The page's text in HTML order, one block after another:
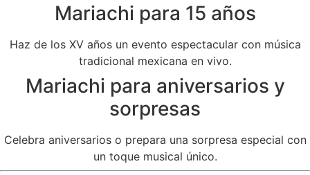
Mariachi para 15 años
Haz de los XV años un evento espectacular con música
tradicional mexicana en vivo.
Mariachi para aniversarios y
sorpresas
Celebra aniversarios o prepara una sorpresa especial con
un toque musical único.